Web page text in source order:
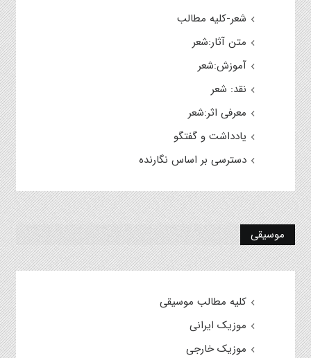
شعر-کلیه مطالب
متن آثار:شعر
آموزش:شعر
نقد: شعر
معرفی اثر:شعر
یادداشت و گفتگو
دسترسی بر اساس نگارنده
موسیقی
کلیه مطالب موسیقی
موزیک ایرانی
موزیک خارجی